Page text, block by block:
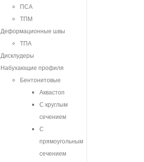
ПСА
ТПМ
Деформационные швы
ТПА
Дисклудеры
Набухающие профиля
Бентонитовые
Аквастоп
С круглым
сечением
С
прямоугольным
сечением